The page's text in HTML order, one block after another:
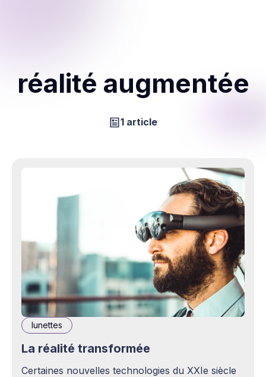
réalité augmentée
1 article
lunettes
La réalité transformée
Certaines nouvelles technologies du XXIe siècle